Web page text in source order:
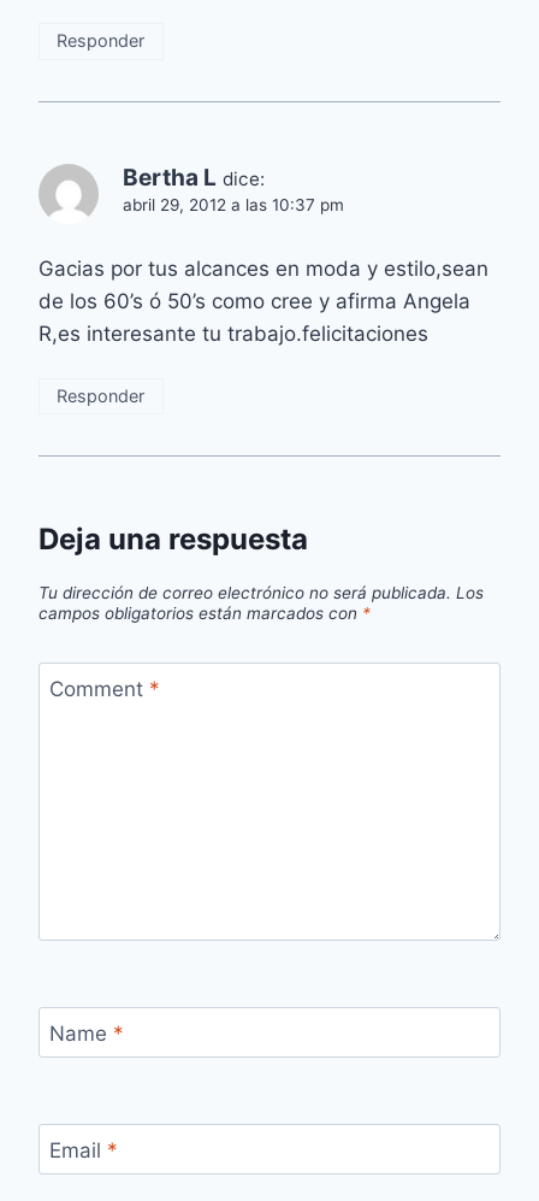
Responder
Bertha L dice:
abril 29, 2012 a las 10:37 pm
Gacias por tus alcances en moda y estilo,sean
de los 60’s ó 50’s como cree y afirma Angela
R,es interesante tu trabajo.felicitaciones
Responder
Deja una respuesta
Tu dirección de correo electrónico no será publicada. Los
campos obligatorios están marcados con *
Comment *
Name *
Email *